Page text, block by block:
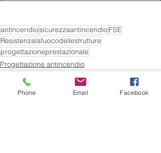
antincendiosicurezzaantincendioFSE
Resistenzalafuocodellestrutture
progettazioneprestazionale
Progettazione antincendio
Phone Email Facebook